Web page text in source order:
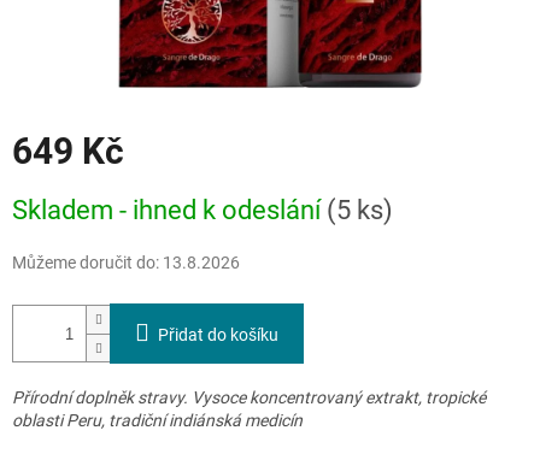
649 Kč
cena:
Skladem - ihned k odeslání (5 ks)
Můžeme doručit do: 13.8.2026
Přidat do košíku
Přírodní doplněk stravy. Vysoce koncentrovaný extrakt, tropické
oblasti Peru, tradiční indiánská medicín